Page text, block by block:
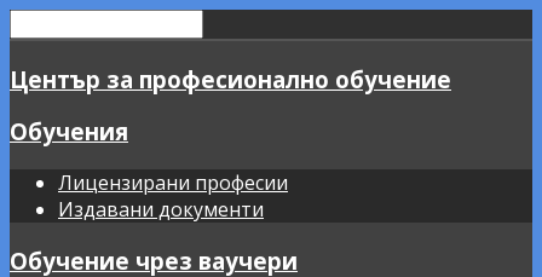
Център за професионално обучение
Обучения
Лицензирани професии
Издавани документи
Обучение чрез ваучери